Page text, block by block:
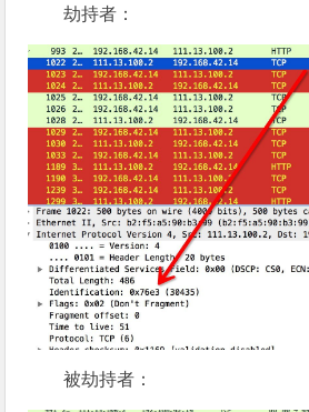
劫持者：
被劫持者：